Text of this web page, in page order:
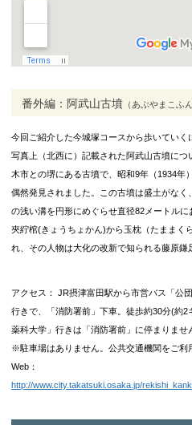
番外編：阿武山古墳（あぶやまこふん
今回ご紹介した今城塚コースから歩いていく
写真上（北西に）記載された阿武山古墳につ
木市との堺にある古墳で、昭和9年（1934年
偶然発見されました。この古墳は盛土がな
の浅い溝を円形にめぐらせ直径82メートル
夾紵棺(きょうちょかん)から玉枕（たままく
れ、その人物は大化の改新で知られる藤原鎌
アクセス： JR摂津富田駅から市営バス「公
行きで、「消防署前」下車。徒歩約30分(約
薬科大学」行きは「消防署前」に停まりませ
※駐車場はありません。公共交通機関をご利
Web：
http://www.city.takatsuki.osaka.jp/